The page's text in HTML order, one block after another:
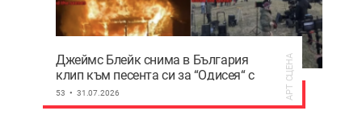
Джеймс Блейк снима в България
клип към песента си за “Одисея“ с
Травис Скот
53 31.07.2026 АРТ СЦЕНА